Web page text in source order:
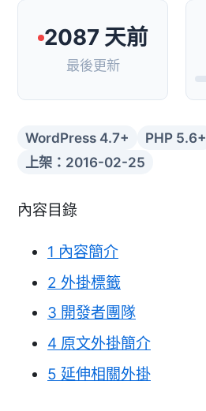
2087 天前
最後更新
WordPress 4.7+ PHP 5.6+
上架：2016-02-25
內容目錄
1 內容簡介
2 外掛標籤
3 開發者團隊
4 原文外掛簡介
5 延伸相關外掛